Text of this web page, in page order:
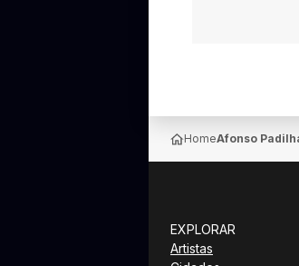
HomeAfonso
EXPLORAR
Artistas